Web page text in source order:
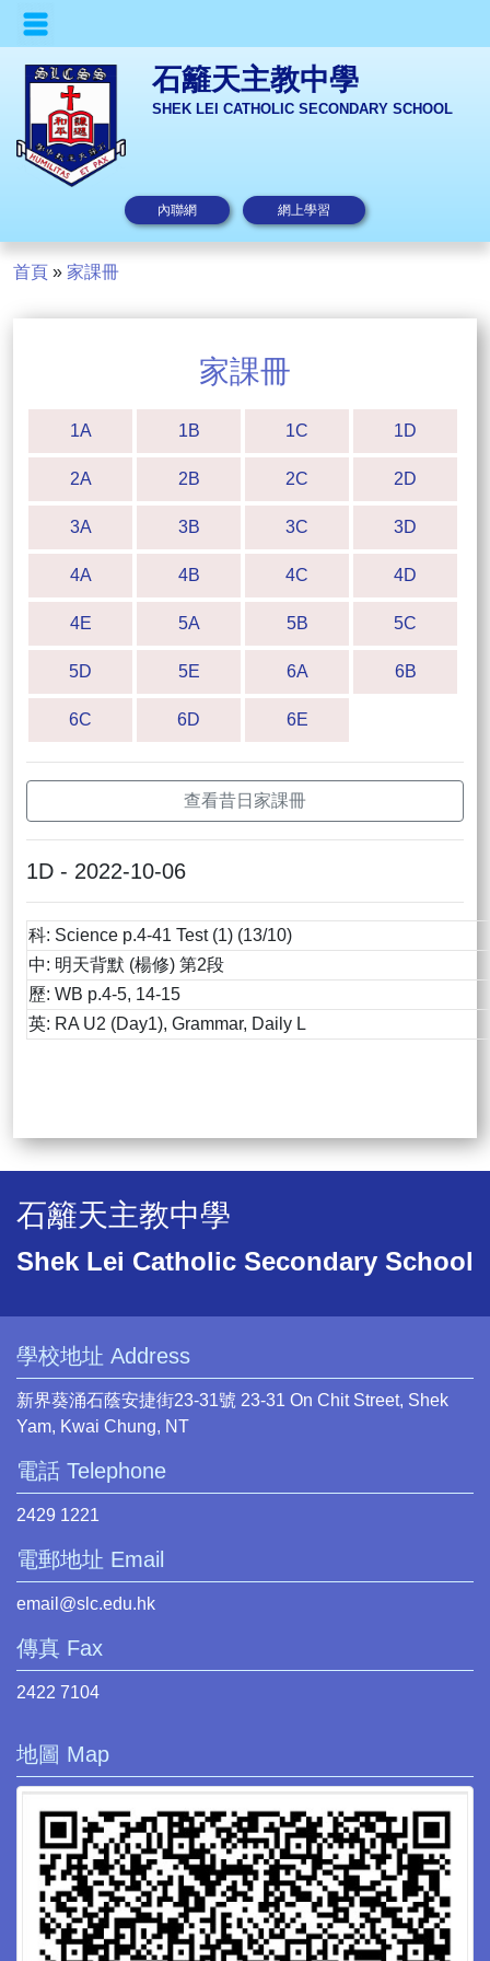
石籬天主教中學
SHEK LEI CATHOLIC SECONDARY SCHOOL
內聯網 網上學習
首頁 » 家課冊
家課冊
1A 1B 1C 1D
2A 2B 2C 2D
3A 3B 3C 3D
4A 4B 4C 4D
4E 5A 5B 5C
5D 5E 6A 6B
6C 6D 6E
查看昔日家課冊
1D - 2022-10-06
科: Science p.4-41 Test (1) (13/10)
中: 明天背默 (楊修) 第2段
歷: WB p.4-5, 14-15
英: RA U2 (Day1), Grammar, Daily L
石籬天主教中學
Shek Lei Catholic Secondary School
學校地址 Address
新界葵涌石蔭安捷街23-31號 23-31 On Chit Street, Shek
Yam, Kwai Chung, NT
電話 Telephone
2429 1221
電郵地址 Email
email@slc.edu.hk
傳真 Fax
2422 7104
地圖 Map